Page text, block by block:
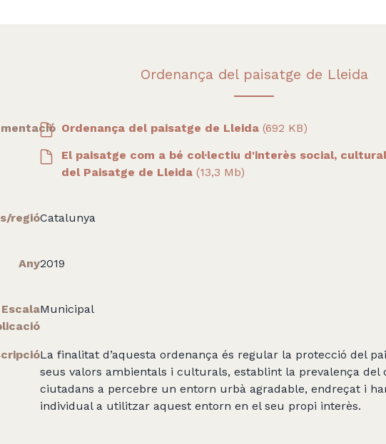
Ordenança del paisatge de Lleida
Ordenança del paisatge de Lleida (692 KB)
El paisatge com a bé col·lectiu d'interès social,
del Paisatge de Lleida (13,3 Mb)
regióCatalunya
Any2019
EscalaMunicipal
La finalitat d’aquesta ordenança és regular la protecció del
seus valors ambientals i culturals, establint la prevalença del
ciutadans a percebre un entorn urbà agradable, endreçat i
individual a utilitzar aquest entorn en el seu propi interès.